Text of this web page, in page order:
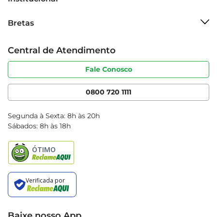
Grupo Cencosud
Sobre privacidade
Portal do fornecedor
Cencosud Media
Bretas
Produtos Bretas
Código de ética
Serviços
Clube Bretas
Blog Bretas
Black Friday
Central de Atendimento
Fale Conosco
0800 720 1111
Segunda à Sexta: 8h às 20h
Sábados: 8h às 18h